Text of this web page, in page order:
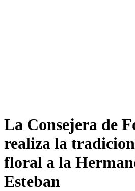
La Consejera de
realiza la
floral a la
Esteban